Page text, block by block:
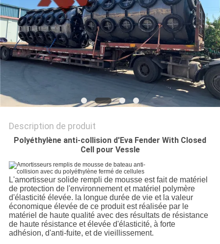
PRIVACY
POLICY
Description de produit
Polyéthylène anti-collision d'Eva Fender With Closed
Cell pour Vessle
L'amortisseur solide rempli de mousse est fait de matériel
de protection de l'environnement et matériel polymère
d'élasticité élevée. la longue durée de vie et la valeur
économique élevée de ce produit est réalisée par le
matériel de haute qualité avec des résultats de résistance
de haute résistance et élevée d'élasticité, à forte
adhésion, d'anti-fuite, et de vieillissement.